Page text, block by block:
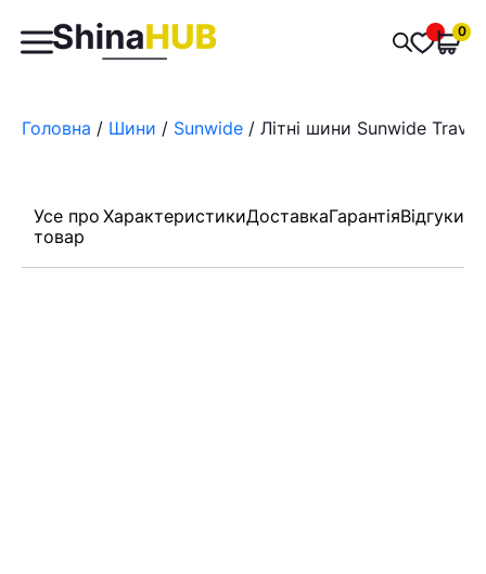
Пошук
товарів
0
Головна / Шини / Sunwide / Літні шини Sunwide
Усе про
товар
ХарактеристикиДоставкаГарантіяВідгуки